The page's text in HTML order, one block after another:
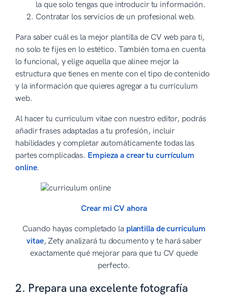
la que solo tengas que introducir tu información.
Contratar los servicios de un profesional web.
Para saber cuál es la mejor plantilla de CV web para ti,
no solo te fijes en lo estético. También toma en cuenta
lo funcional, y elige aquella que alinee mejor la
estructura que tienes en mente con el tipo de contenido
y la información que quieres agregar a tu currículum
web.
Al hacer tu curriculum vitae con nuestro editor, podrás
añadir frases adaptadas a tu profesión, incluir
habilidades y completar automáticamente todas las
partes complicadas. Empieza a crear tu currículum
online.
Crear mi CV ahora
Cuando hayas completado la plantilla de curriculum
vitae, Zety analizará tu documento y te hará saber
exactamente qué mejorar para que tu CV quede
perfecto.
2. Prepara una excelente fotografía